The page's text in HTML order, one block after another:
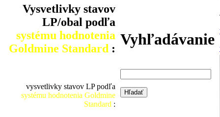
Vysvetlivky stavov
LP/obal podľa
systému hodnotenia
Goldmine Standard :
vysvetlivky stavov LP podľa
systému hodnotenia Goldmine
Standard :
Vyhľadávanie